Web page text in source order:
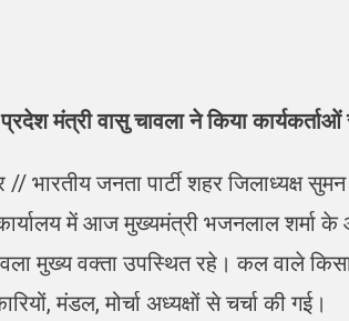
मंत्री वासु चावला ने किया
// भारतीय जनता पार्टी शहर जिलाध्यक्ष
में आज मुख्यमंत्री भजनलाल शर्मा
मुख्य वक्ता उपस्थित रहे। कल वाले
मंडल, मोर्चा अध्यक्षों से चर्चा की गई।